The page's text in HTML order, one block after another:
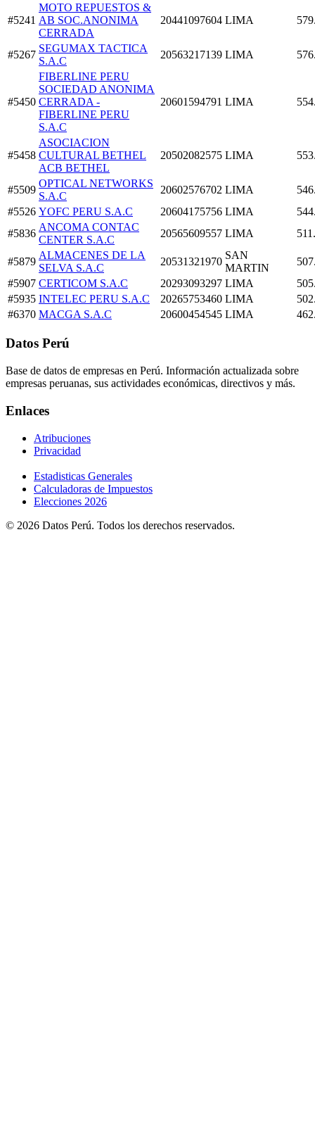
#5241
MOTO REPUESTOS &
AB SOC.ANONIMA
CERRADA
20441097604 LIMA
#5267
SEGUMAX TACTICA
S.A.C
20563217139 LIMA
#5450
FIBERLINE PERU
SOCIEDAD ANONIMA
CERRADA -
FIBERLINE PERU
S.A.C
20601594791 LIMA
#5458
ASOCIACION
CULTURAL BETHEL
ACB BETHEL
20502082575 LIMA
#5509
OPTICAL NETWORKS
S.A.C
20602576702 LIMA
#5526 YOFC PERU S.A.C 20604175756 LIMA
#5836
ANCOMA CONTAC
CENTER S.A.C
20565609557 LIMA
#5879
ALMACENES DE LA
SELVA S.A.C
20531321970
SAN
MARTIN
#5907 CERTICOM S.A.C 20293093297 LIMA
#5935 INTELEC PERU S.A.C 20265753460 LIMA
#6370 MACGA S.A.C 20600454545 LIMA
Datos Perú
Base de datos de empresas en Perú. Información actualizada sobre
empresas peruanas, sus actividades económicas, directivos y más.
Enlaces
Atribuciones
Privacidad
Estadisticas Generales
Calculadoras de Impuestos
Elecciones 2026
© 2026 Datos Perú. Todos los derechos reservados.